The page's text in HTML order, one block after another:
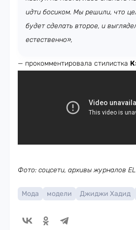
идти босиком. Мы решили, что
будет сделать второе, и
естественно»,
— прокомментировала стилистка
Фото: соцсети, архивы журналов
Мода модели Джиджи Хадид